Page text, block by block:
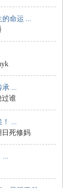
命运 ...
...
过谁
...
日死修妈
...